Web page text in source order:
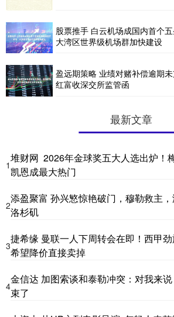
股票推手 白云机场成国内首个
大湾区世界级机场群加快建设
盈远期策略 业绩对赌补偿逾期
红富收深交所监管函
最新文章
1
堆财网 2026年金球奖五大人选出炉！
凯恩成最大热门
2
添盈聚富 孙兴慜惊艳破门，穆勒救主
洛杉矶
3
捷希缘 曼联一人下周转会在即！西甲
希望降价直接卖掉
4
金信达 加图索谈和泰勒冲突：对我来
束了